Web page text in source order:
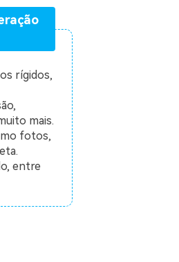
rígidos,
mais.
fotos,
entre